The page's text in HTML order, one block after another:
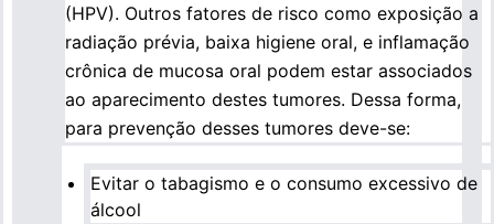
(HPV). Outros fatores de risco como exposição a
radiação prévia, baixa higiene oral, e inflamação
crônica de mucosa oral podem estar associados
ao aparecimento destes tumores. Dessa forma,
para prevenção desses tumores deve-se:
Evitar o tabagismo e o consumo excessivo de
álcool